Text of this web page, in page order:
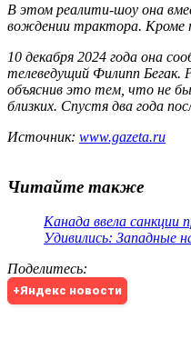
В этом реалити-шоу она
вождении трактора. Кроме
10 декабря 2024 года она
телеведущий Филипп Бегак.
объяснив это тем, что не
близких. Спустя два года
Источник: www.gazeta.ru
Читайте также
Канада ввела
Удивились: Западные
Поделитесь:
+Яндекс новости